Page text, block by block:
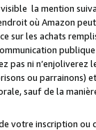
la mention
où Amazon
sur les achats
pas ni
ou parrainons)
sauf de la
votre inscription